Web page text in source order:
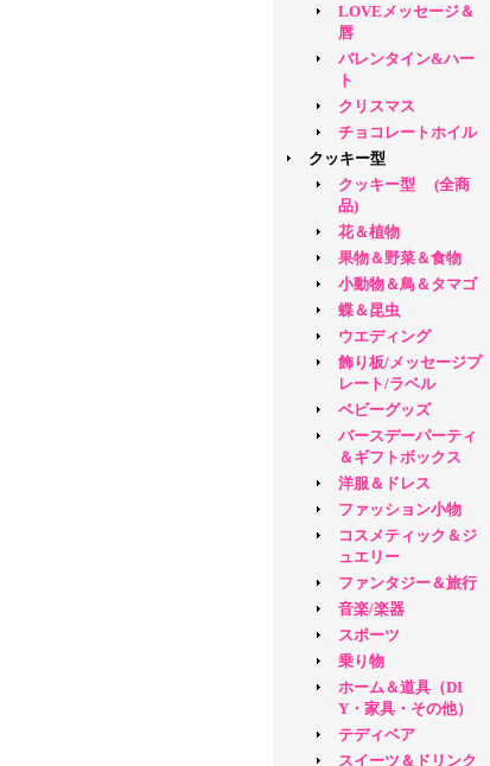
LOVEメッセージ＆
唇
バレンタイン&ハー
ト
クリスマス
チョコレートホイル
クッキー型
クッキー型 (全商
品)
花＆植物
果物＆野菜＆食物
小動物＆鳥＆タマゴ
蝶＆昆虫
ウエディング
飾り板/メッセージプ
レート/ラベル
ベビーグッズ
バースデーパーティ
＆ギフトボックス
洋服＆ドレス
ファッション小物
コスメティック＆ジ
ュエリー
ファンタジー＆旅行
音楽/楽器
スポーツ
乗り物
ホーム＆道具（DI
Y・家具・その他）
テディベア
スイーツ＆ドリンク